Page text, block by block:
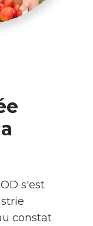
s'est
constat